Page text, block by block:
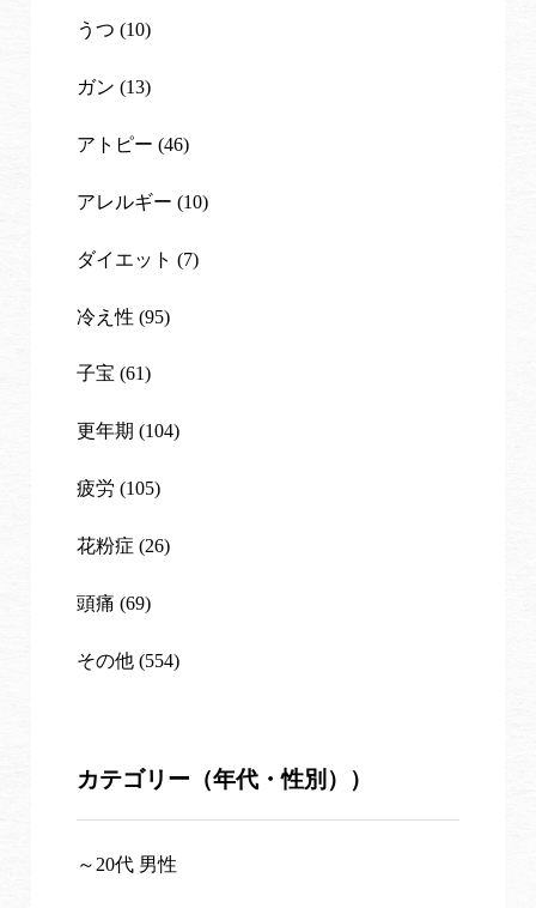
うつ (10)
ガン (13)
アトピー (46)
アレルギー (10)
ダイエット (7)
冷え性 (95)
子宝 (61)
更年期 (104)
疲労 (105)
花粉症 (26)
頭痛 (69)
その他 (554)
カテゴリー（年代・性別））
～20代 男性